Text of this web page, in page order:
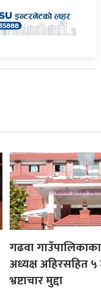
गढवा
अध्यक्ष अहिरसहित
भ्रष्टाचार मुद्दा